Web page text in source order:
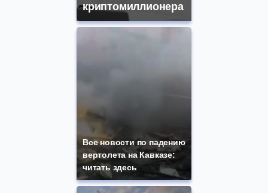
криптомиллионера
Все новости по падению
вертолета на Кавказе:
читать здесь